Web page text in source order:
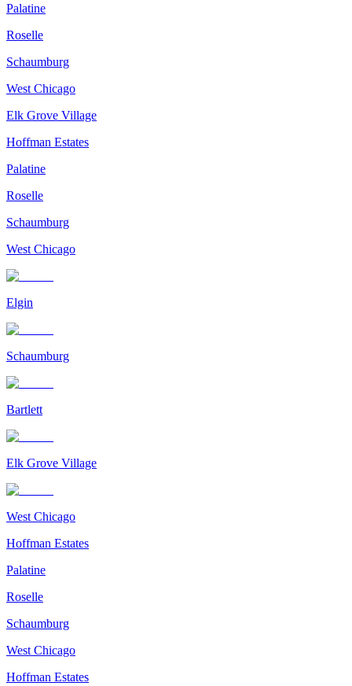
Palatine
Roselle
Schaumburg
West Chicago
Elk Grove Village
Hoffman Estates
Palatine
Roselle
Schaumburg
West Chicago
Elgin
Schaumburg
Bartlett
Elk Grove Village
West Chicago
Hoffman Estates
Palatine
Roselle
Schaumburg
West Chicago
Hoffman Estates